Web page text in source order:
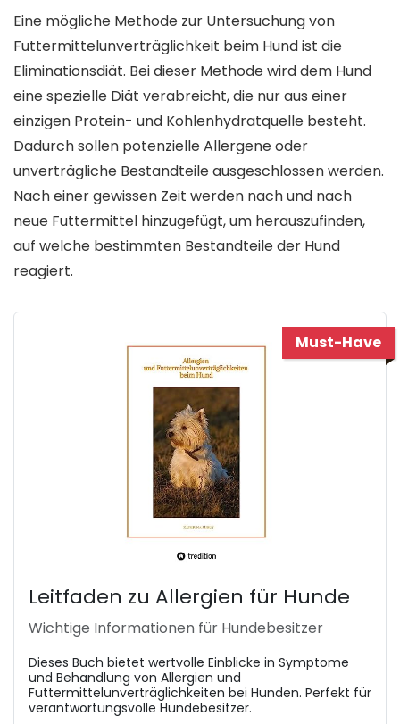
Eine mögliche Methode zur Untersuchung von
Futtermittelunverträglichkeit beim Hund ist die
Eliminationsdiät. Bei dieser Methode wird dem Hund
eine spezielle Diät verabreicht, die nur aus einer
einzigen Protein- und Kohlenhydratquelle besteht.
Dadurch sollen potenzielle Allergene oder
unverträgliche Bestandteile ausgeschlossen werden.
Nach einer gewissen Zeit werden nach und nach
neue Futtermittel hinzugefügt, um herauszufinden,
auf welche bestimmten Bestandteile der Hund
reagiert.
Must-Have
Leitfaden zu Allergien für Hunde
Wichtige Informationen für Hundebesitzer
Dieses Buch bietet wertvolle Einblicke in Symptome
und Behandlung von Allergien und
Futtermittelunverträglichkeiten bei Hunden. Perfekt für
verantwortungsvolle Hundebesitzer.